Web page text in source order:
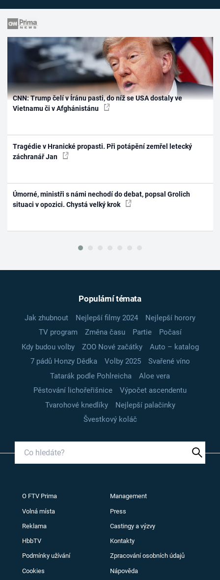
CNN: Trump čelí v Íránu pasti, do níž se USA dostaly ve
Vietnamu či v Afghánistánu
Tragédie v Hranické propasti. Při potápění zemřel letecký
záchranář Jan
Úmorné, ministři s námi nechodí do debat, popsal Grolich
situaci v opozici. Chystá velký krok
Populární témata
Jak zhubnout Nejlepší filmy 2024
Nejlepší horory
TV program
Změna času Partie
Počasí
Kdy budou volby
ZOO Nové začátky
Auto – katalog
7 pádů Honzy Dědka
Volby 2025
Svařené víno
Tatarák podle Pohlreicha
Aloe vera
Pěstování lichořeřišnice
Výpočet ascendentu
Tvarohové knedlíky
Nejlepší palačinky
Švestkový koláč
O FTV Prima Management
Volná místa Press
Reklama Castingy a výzvy
HbbTV Kontakty
Podmínky užívání Zpracování osobních údajů
Cookies Nápověda